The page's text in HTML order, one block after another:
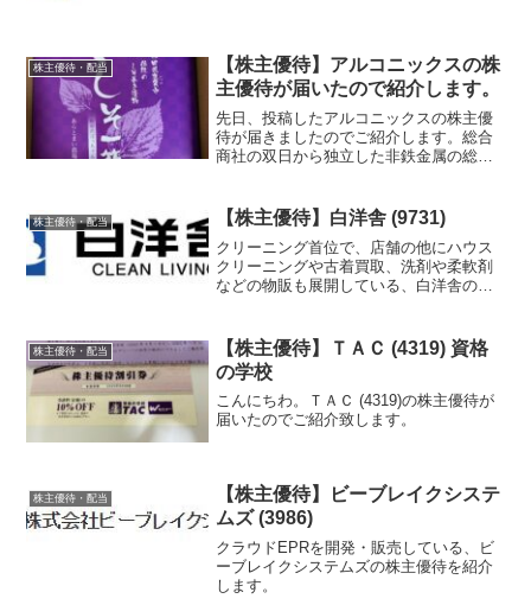
株主優待・配当
【株主優待】アルコニックスの株
主優待が届いたので紹介します。
先日、投稿したアルコニックスの株主優
待が届きましたのでご紹介します。総合
商社の双日から独立した非鉄金属の総合
うです。素材だけでなく、加工から販売
まで手掛けている非鉄金属の総合企業で
す。
株主優待・配当 【株主優待】白洋舎 (9731)
クリーニング首位で、店舗の他にハウス
クリーニングや古着買取、洗剤や柔軟剤
などの物販も展開している、白洋舎の株
株主優待・配当
【株主優待】ＴＡＣ (4319) 資格
の学校
こんにちわ。ＴＡＣ (4319)の株主優待が
届いたのでご紹介致します。
株主優待・配当
【株主優待】ビーブレイクシステ
ムズ (3986)
クラウドEPRを開発・販売している、ビ
ーブレイクシステムズの株主優待を紹介
します。